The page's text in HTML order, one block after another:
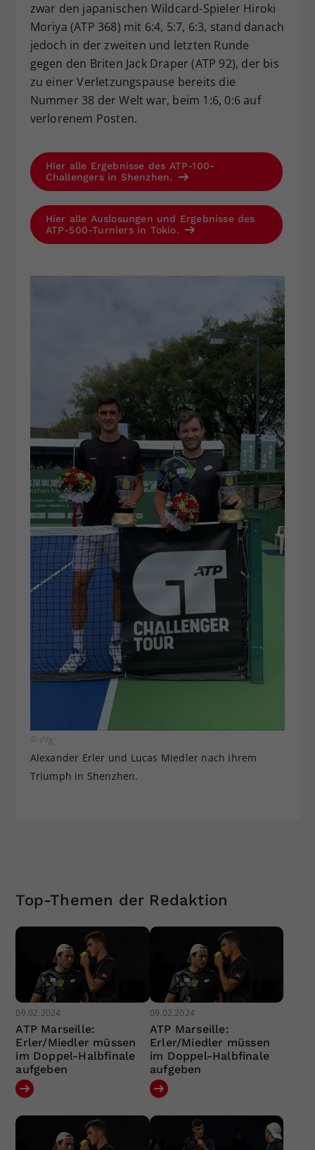
zwar den japanischen Wildcard-Spieler Hiroki
Moriya (ATP 368) mit 6:4, 5:7, 6:3, stand danach
jedoch in der zweiten und letzten Runde
gegen den Briten Jack Draper (ATP 92), der bis
zu einer Verletzungspause bereits die
Nummer 38 der Welt war, beim 1:6, 0:6 auf
verlorenem Posten.
Hier alle Ergebnisse des ATP-100-
Challengers in Shenzhen.
Hier alle Auslosungen und Ergebnisse des
ATP-500-Turniers in Tokio.
© zVg
Alexander Erler und Lucas Miedler nach ihrem
Triumph in Shenzhen.
Top-Themen der Redaktion
09.02.2024
ATP Marseille:
Erler/Miedler müssen
im Doppel-Halbfinale
aufgeben
09.02.2024
ATP Marseille:
Erler/Miedler müssen
im Doppel-Halbfinale
aufgeben